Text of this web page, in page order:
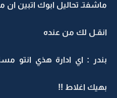
ماشفتـ تحاليل ابوك اتبين ان
انقـل لك من عنده
بندر : اي ادارة هذي انتو
بهيك اغلاط !!